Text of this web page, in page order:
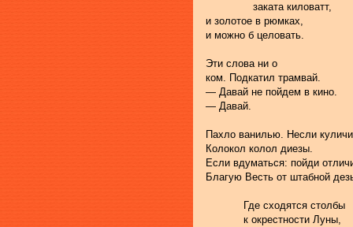
               заката киловатт,
и золотое в рюмках,
и можно б целовать.
Эти слова ни о
ком. Подкатил трамвай.
— Давай не пойдем в кино.
— Давай.
Пахло ванилью. Несли
Колокол колол диезы.
Если вдуматься: пойди
Благую Весть от штабной
            Где сходятся столбы
            к окрестности Луны,